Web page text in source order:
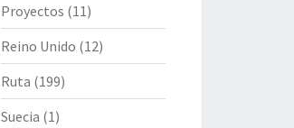
Proyectos (11)
Reino Unido (12)
Ruta (199)
Suecia (1)